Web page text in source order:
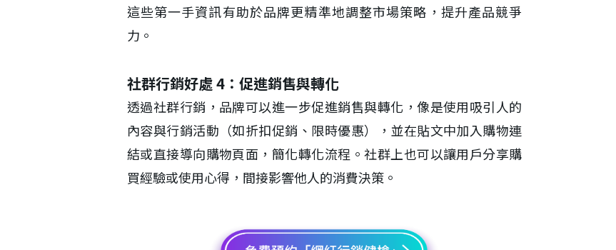
這些第一手資訊有助於品牌更精準地調整市場策略，提升產品競爭
力。
社群行銷好處 4：促進銷售與轉化
透過社群行銷，品牌可以進一步促進銷售與轉化，像是使用吸引人的
內容與行銷活動（如折扣促銷、限時優惠），並在貼文中加入購物連
結或直接導向購物頁面，簡化轉化流程。社群上也可以讓用戶分享購
買經驗或使用心得，間接影響他人的消費決策。